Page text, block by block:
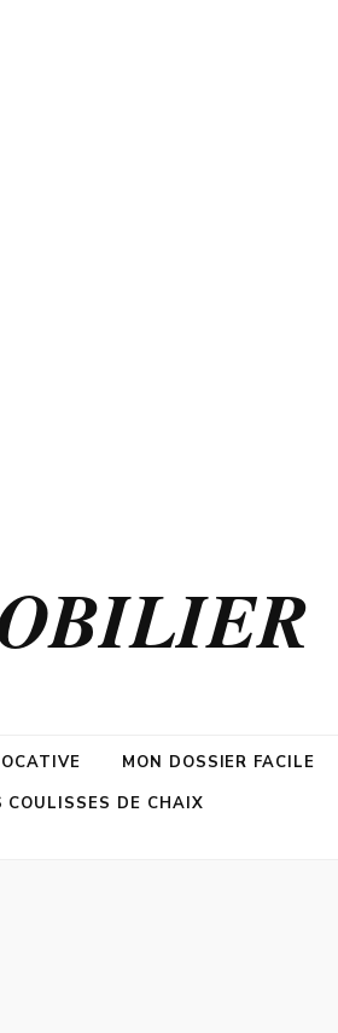
MON DOSSIER FACILE
COULISSES DE CHAIX